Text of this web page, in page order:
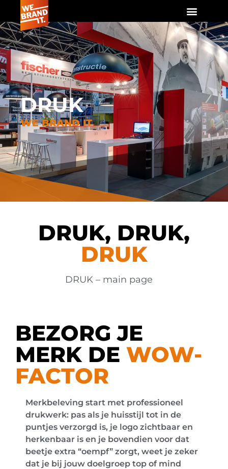
DRUK
WE BRAND IT
DRUK, DRUK,
DRUK
DRUK – main page
BEZORG JE
MERK DE WOW-
FACTOR
Merkbeleving start met professioneel
drukwerk: pas als je huisstijl tot in de
puntjes verzorgd is, je logo zichtbaar en
herkenbaar is en je bovendien voor dat
beetje extra “oempf” zorgt, weet je zeker
dat je bij jouw doelgroep top of mind